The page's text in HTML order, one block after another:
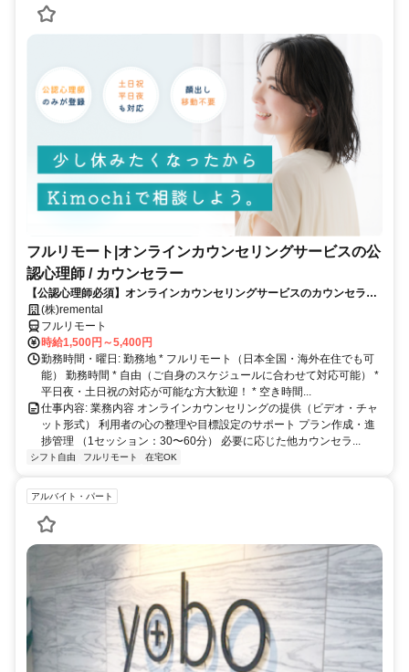
フルリモート|オンラインカウンセリングサービスの公
認心理師 / カウンセラー
【公認心理師必須】オンラインカウンセリングサービスのカウンセラー
募集｜30-50代女性活躍中
(株)remental
フルリモート
時給1,500円～5,400円
勤務時間・曜日: 勤務地 * フルリモート（日本全国・海外在住でも可
能） 勤務時間 * 自由（ご自身のスケジュールに合わせて対応可能） *
平日夜・土日祝の対応が可能な方大歓迎！ * 空き時間...
仕事内容: 業務内容 オンラインカウンセリングの提供（ビデオ・チャ
ット形式） 利用者の心の整理や目標設定のサポート プラン作成・進
捗管理 （1セッション：30〜60分） 必要に応じた他カウンセラ...
シフト自由 フルリモート 在宅OK
アルバイト・パート